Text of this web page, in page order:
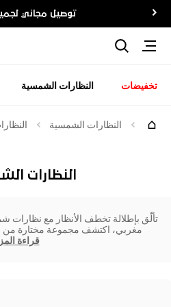
توصيل مجاني
تخفيضات النظارات الشمسية
النظارات الشمسية
النظارات
تألّق بإطلالة تخطف الأنظار مع نظارات
مغربي، اكتشف مجموعة مختارة من
قراءة